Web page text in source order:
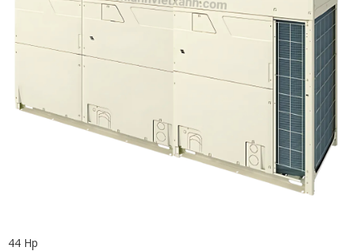
44 Hp